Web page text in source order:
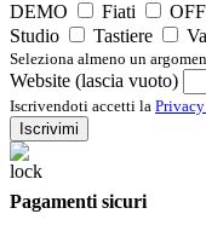
DEMO
Fiati
Studio
Tastiere
Seleziona almeno un
Website (lascia vuoto)
Iscrivendoti accetti la
Iscrivimi
Pagamenti sicuri